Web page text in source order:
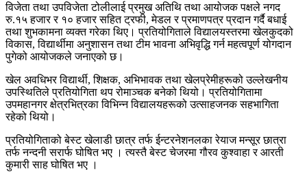
विजेता तथा उपविजेता टोलीलाई प्रमुख अतिथि तथा आयोजक पक्षले नगद
रु.१५ हजार र १० हजार सहित ट्रफी, मेडल र प्रमाणपत्र प्रदान गर्दै बधाई
तथा शुभकामना व्यक्त गरेका थिए। प्रतियोगिताले विद्यालयस्तरमा खेलकुदको
विकास, विद्यार्थीमा अनुशासन तथा टीम भावना अभिवृद्धि गर्न महत्वपूर्ण योगदान
पुगेको आयोजकले जनाएको छ।
खेल अवधिभर विद्यार्थी, शिक्षक, अभिभावक तथा खेलप्रेमीहरूको उल्लेखनीय
उपस्थितिले प्रतियोगिता थप रोमाञ्चक बनेको थियो। प्रतियोगितामा
उपमहानगर क्षेत्रभित्रका विभिन्न विद्यालयहरूको उत्साहजनक सहभागिता
रहेको थियो।
प्रतियोगिताको बेस्ट खेलाडी छात्र तर्फ ईन्टरनेशनलका रेयाज मन्सूर छात्रा
तर्फ नन्दनी सरार्फ घोषित भए । त्यस्तै बेस्ट चेजरमा गौरव कुश्वाहा र आरती
कुमारी साह घोषित भए ।